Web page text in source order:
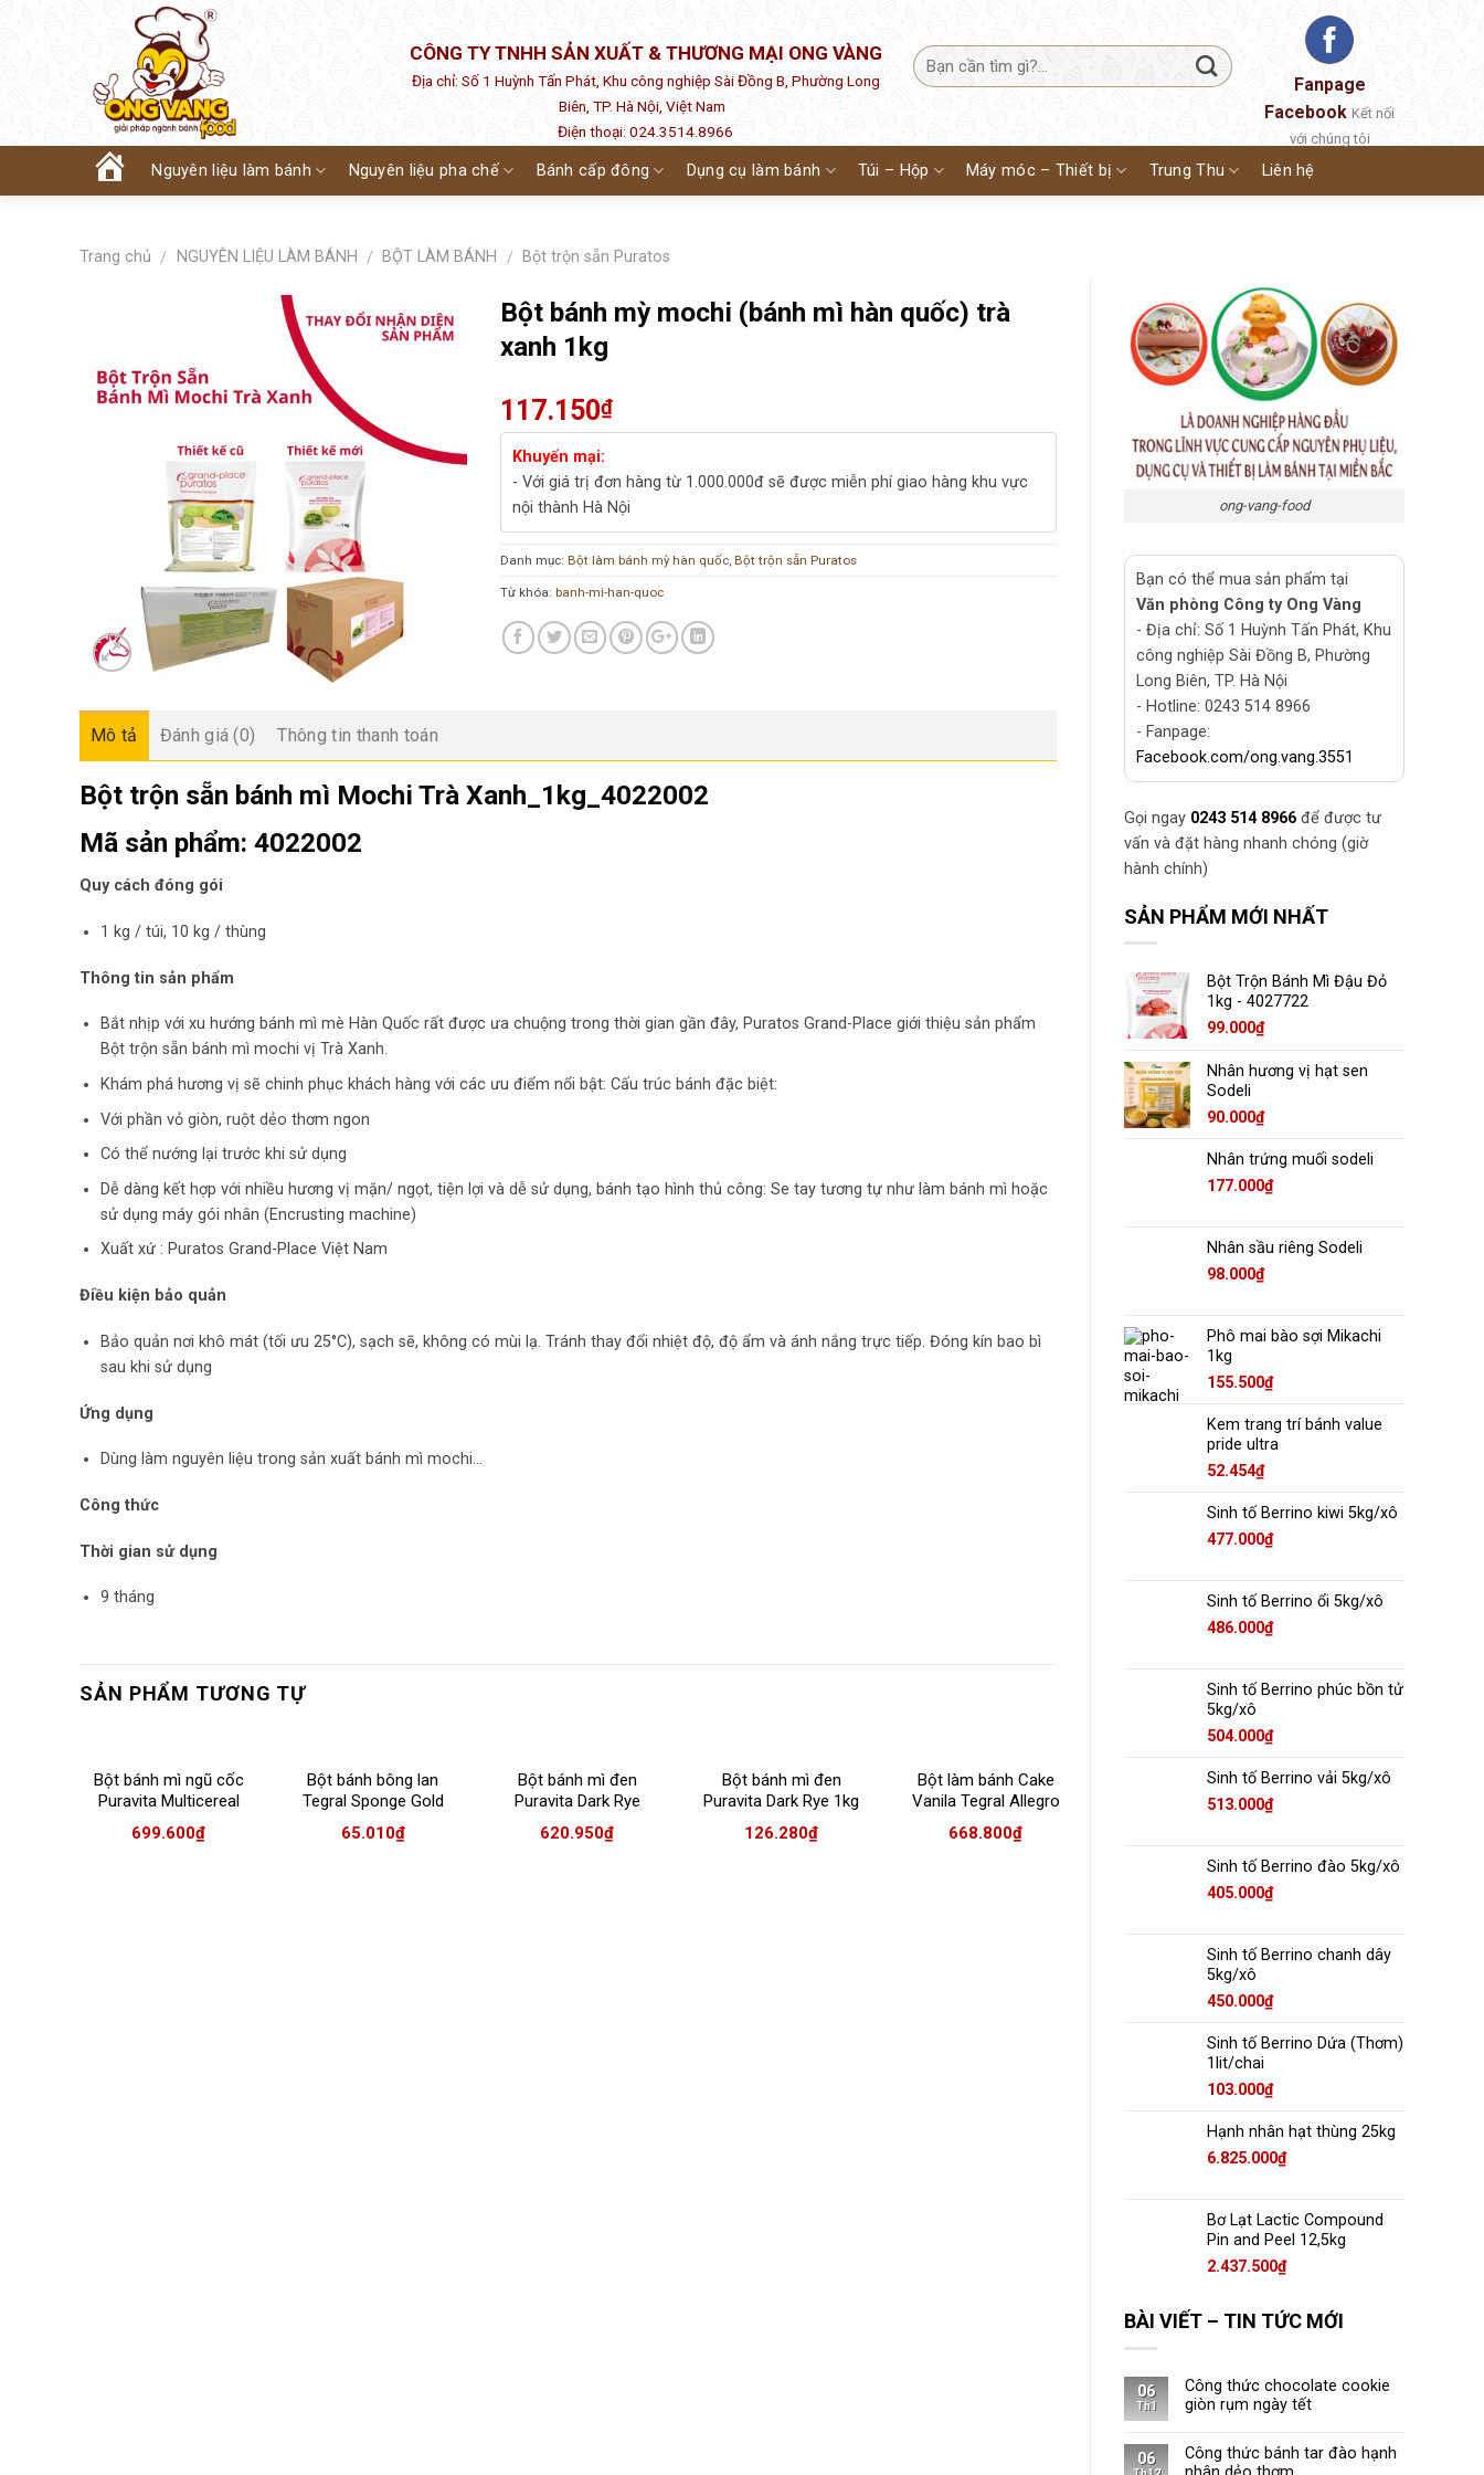
CÔNG TY TNHH SẢN XUẤT & THƯƠNG MẠI ONG VÀNG
Địa chỉ: Số 1 Huỳnh Tấn Phát, Khu công nghiệp Sài Đồng B, Phường Long
Biên, TP. Hà Nội, Việt Nam
Điện thoại: 024.3514.8966
Fanpage
Facebook Kết nối
với chúng tôi
Trang
Nguyên liệu làm bánh Nguyên liệu pha chế Bánh cấp đông Dụng cụ làm bánh Túi – Hộp Máy móc – Thiết bị Trung Thu Liên hệ
Trang chủ / NGUYÊN LIỆU LÀM BÁNH / BỘT LÀM BÁNH / Bột trộn sẵn Puratos
Bột bánh mỳ mochi (bánh mì hàn quốc) trà
xanh 1kg
117.150₫
Khuyến mại:
- Với giá trị đơn hàng từ 1.000.000đ sẽ được miễn phí giao hàng khu vực
nội thành Hà Nội
Danh mục:Bột làm bánh mỳ hàn quốc,Bột trộn sẵn Puratos
Từ khóa:banh-mi-han-quoc
Mô tả Đánh giá (0) Thông tin thanh toán
Bột trộn sẵn bánh mì Mochi Trà Xanh_1kg_4022002
Mã sản phẩm: 4022002
Quy cách đóng gói
1 kg / túi, 10 kg / thùng
Thông tin sản phẩm
Bắt nhịp với xu hướng bánh mì mè Hàn Quốc rất được ưa chuộng trong thời gian gần đây, Puratos Grand-Place giới thiệu sản phẩm
Bột trộn sẵn bánh mì mochi vị Trà Xanh.
Khám phá hương vị sẽ chinh phục khách hàng với các ưu điểm nổi bật: Cấu trúc bánh đặc biệt:
Với phần vỏ giòn, ruột dẻo thơm ngon
Có thể nướng lại trước khi sử dụng
Dễ dàng kết hợp với nhiều hương vị mặn/ ngọt, tiện lợi và dễ sử dụng, bánh tạo hình thủ công: Se tay tương tự như làm bánh mì hoặc
sử dụng máy gói nhân (Encrusting machine)
Xuất xứ : Puratos Grand-Place Việt Nam
Điều kiện bảo quản
Bảo quản nơi khô mát (tối ưu 25°C), sạch sẽ, không có mùi lạ. Tránh thay đổi nhiệt độ, độ ẩm và ánh nắng trực tiếp. Đóng kín bao bì
sau khi sử dụng
Ứng dụng
Dùng làm nguyên liệu trong sản xuất bánh mì mochi…
Công thức
Thời gian sử dụng
9 tháng
SẢN PHẨM TƯƠNG TỰ
Bột bánh mì ngũ cốc
Puravita Multicereal
5kg
699.600₫
Bột bánh bông lan
Tegral Sponge Gold
1kg/túi
65.010₫
Bột bánh mì đen
Puravita Dark Rye
Plus 5kg
620.950₫
Bột bánh mì đen
Puravita Dark Rye 1kg
126.280₫
Bột làm bánh Cake
Vanila Tegral Allegro
New 10 kg
668.800₫
Bột trộn nhân su
kem Cremyco 5kg
Bột trộn vỏ bánh su
ong-vang-food
Bạn có thể mua sản phẩm tại
Văn phòng Công ty Ong Vàng
- Địa chỉ: Số 1 Huỳnh Tấn Phát, Khu
công nghiệp Sài Đồng B, Phường
Long Biên, TP. Hà Nội
- Hotline: 0243 514 8966
- Fanpage:
Facebook.com/ong.vang.3551
Gọi ngay 0243 514 8966 để được tư
vấn và đặt hàng nhanh chóng (giờ
hành chính)
SẢN PHẨM MỚI NHẤT
Bột Trộn Bánh Mì Đậu Đỏ
1kg - 4027722
99.000₫
Nhân hương vị hạt sen
Sodeli
90.000₫
Nhân trứng muối sodeli
177.000₫
Nhân sầu riêng Sodeli
98.000₫
Phô mai bào sợi Mikachi
1kg
155.500₫
Kem trang trí bánh value
pride ultra
52.454₫
Sinh tố Berrino kiwi 5kg/xô
477.000₫
Sinh tố Berrino ổi 5kg/xô
486.000₫
Sinh tố Berrino phúc bồn tử
5kg/xô
504.000₫
Sinh tố Berrino vải 5kg/xô
513.000₫
Sinh tố Berrino đào 5kg/xô
405.000₫
Sinh tố Berrino chanh dây
5kg/xô
450.000₫
Sinh tố Berrino Dứa (Thơm)
1lit/chai
103.000₫
Hạnh nhân hạt thùng 25kg
6.825.000₫
Bơ Lạt Lactic Compound
Pin and Peel 12,5kg
2.437.500₫
BÀI VIẾT – TIN TỨC MỚI
06
Th1
Công thức chocolate cookie
giòn rụm ngày tết
06
Công thức bánh tar đào hạnh